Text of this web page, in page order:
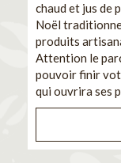
chaud et jus de
Noël
produits
Attention le
pouvoir finir
qui ouvrira ses